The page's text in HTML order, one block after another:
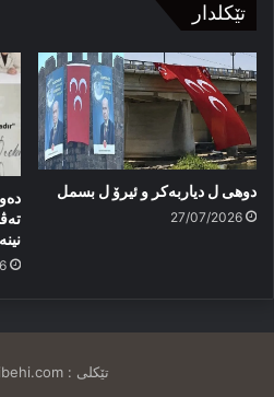
تێکلدار
دوهی ل دیاربەکر و ئیرۆ ل بسمل
27/07/2026
نینە
تێکلی :